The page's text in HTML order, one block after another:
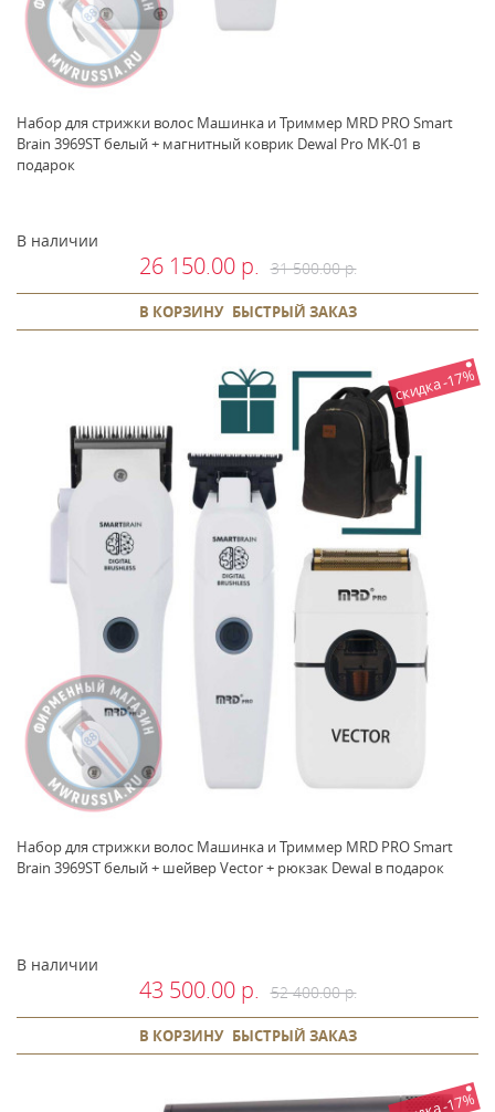
Набор для стрижки волос Машинка и Триммер MRD PRO Smart
Brain 3969ST белый + магнитный коврик Dewal Pro MK-01 в
подарок
В наличии
26 150.00 р. 31 500.00 р.
В КОРЗИНУ БЫСТРЫЙ ЗАКАЗ
скидка -17%
Набор для стрижки волос Машинка и Триммер MRD PRO Smart
Brain 3969ST белый + шейвер Vector + рюкзак Dewal в подарок
В наличии
43 500.00 р. 52 400.00 р.
В КОРЗИНУ БЫСТРЫЙ ЗАКАЗ